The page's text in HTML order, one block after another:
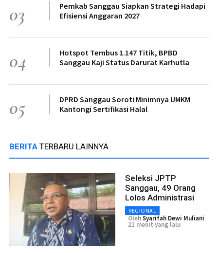
03
Pemkab Sanggau Siapkan Strategi Hadapi
Efisiensi Anggaran 2027
04
Hotspot Tembus 1.147 Titik, BPBD
Sanggau Kaji Status Darurat Karhutla
05
DPRD Sanggau Soroti Minimnya UMKM
Kantongi Sertifikasi Halal
BERITA TERBARU LAINNYA
Seleksi JPTP
Sanggau, 49 Orang
Lolos Administrasi
REGIONAL
OlehSyarifah Dewi Muliani
21 menit yang lalu